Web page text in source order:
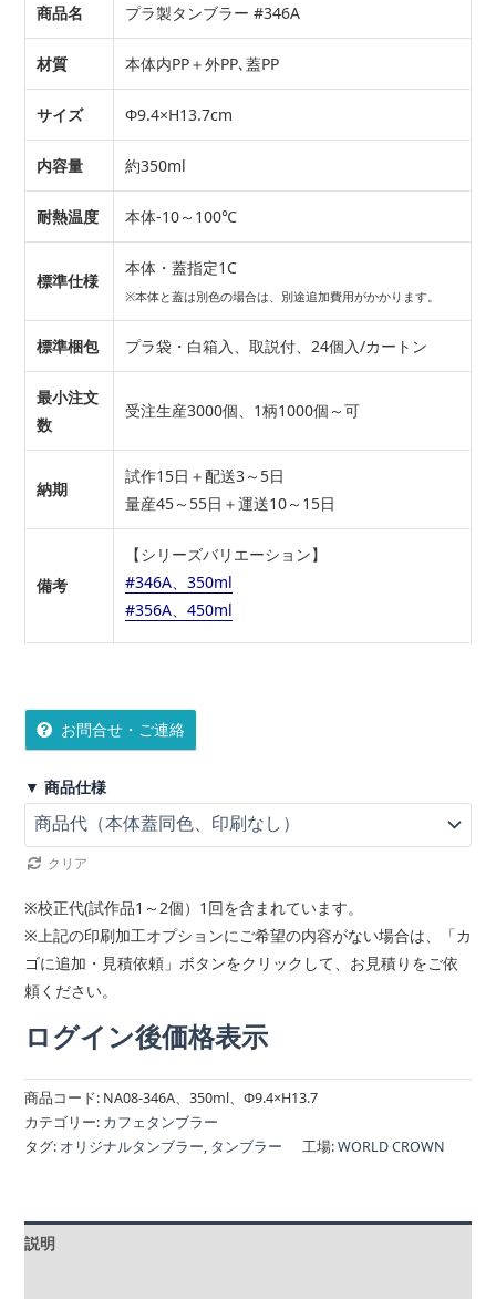
商品名 プラ製タンブラー #346A
材質 本体内PP＋外PP､蓋PP
サイズ Φ9.4×H13.7cm
内容量 約350ml
耐熱温度 本体-10～100℃
標準仕様
本体・蓋指定1C
※本体と蓋は別色の場合は、別途追加費用がかかります。
標準梱包 プラ袋・白箱入、取説付、24個入/カートン
最小注文
数
受注生産3000個、1柄1000個～可
納期
試作15日＋配送3～5日
量産45～55日＋運送10～15日
備考
【シリーズバリエーション】
#346A、350ml
#356A、450ml
お問合せ・ご連絡
▼ 商品仕様
クリア
※校正代(試作品1～2個）1回を含まれています。
※上記の印刷加工オプションにご希望の内容がない場合は、「カ
ゴに追加・見積依頼」ボタンをクリックして、お見積りをご依
頼ください。
ログイン後価格表示
商品コード: NA08-346A、350ml、Φ9.4×H13.7
カテゴリー: カフェタンブラー
タグ: オリジナルタンブラー, タンブラー 工場:WORLD CROWN
説明